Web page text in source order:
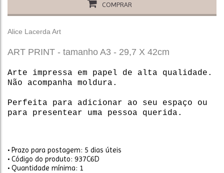
COMPRAR
Alice Lacerda Art
ART PRINT - tamanho A3 - 29,7 X 42cm
Arte impressa em papel de alta qualidade.
Não acompanha moldura.
Perfeita para adicionar ao seu espaço ou
para presentear uma pessoa querida.
• Prazo para postagem: 5 dias úteis
• Código do produto: 937C6D
• Quantidade mínima: 1